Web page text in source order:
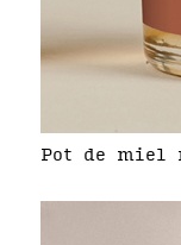
Pot de miel